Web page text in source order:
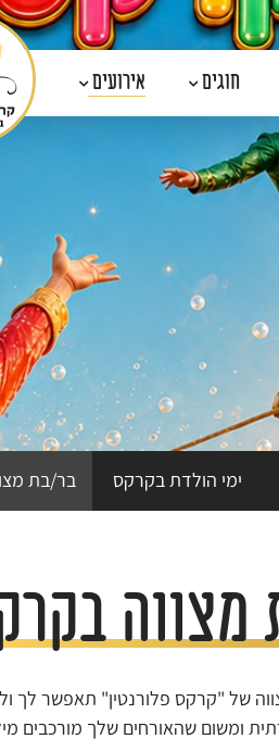
חוגים אירועים
ימי הולדת בקרקס בר/בת
מצווה
של "קרקס פלורנטין" תאפשר לך
ומשום שהאורחים שלך מורכבים